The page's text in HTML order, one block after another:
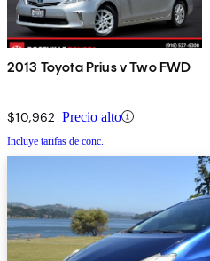
2013 Toyota Prius v Two FWD
$10,962 Precio alto
Incluye tarifas de conc.